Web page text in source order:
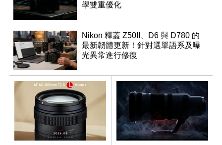
學雙重優化
Nikon 釋蓋 Z50II、D6 與 D780 的
最新韌體更新！針對選單語系及曝
光異常進行修復